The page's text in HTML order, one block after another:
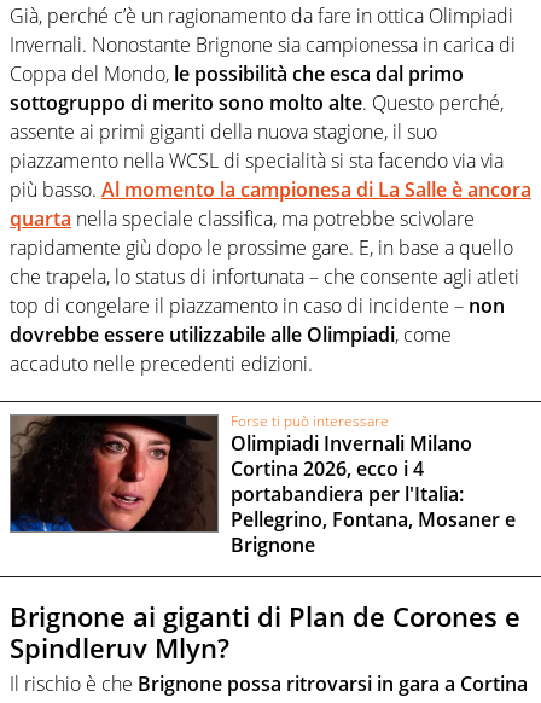
Già, perché c’è un ragionamento da fare in ottica Olimpiadi
Invernali. Nonostante Brignone sia campionessa in carica di
Coppa del Mondo, le possibilità che esca dal primo
sottogruppo di merito sono molto alte. Questo perché,
assente ai primi giganti della nuova stagione, il suo
piazzamento nella WCSL di specialità si sta facendo via via
più basso. Al momento la campionesa di La Salle è ancora
quarta nella speciale classifica, ma potrebbe scivolare
rapidamente giù dopo le prossime gare. E, in base a quello
che trapela, lo status di infortunata – che consente agli atleti
top di congelare il piazzamento in caso di incidente – non
dovrebbe essere utilizzabile alle Olimpiadi, come
accaduto nelle precedenti edizioni.
Forse ti può interessare
Olimpiadi Invernali Milano
Cortina 2026, ecco i 4
portabandiera per l'Italia:
Pellegrino, Fontana, Mosaner e
Brignone
Brignone ai giganti di Plan de Corones e
Spindleruv Mlyn?
Il rischio è che Brignone possa ritrovarsi in gara a Cortina